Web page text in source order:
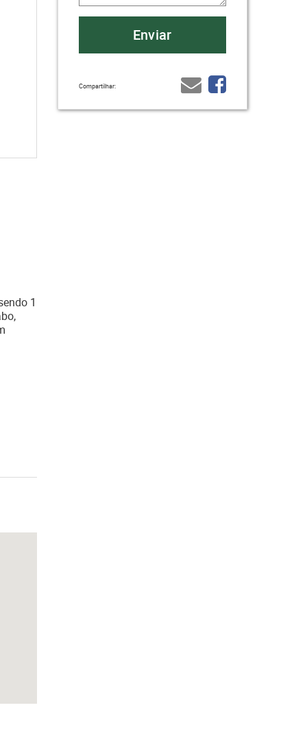
Compartilhar:
1